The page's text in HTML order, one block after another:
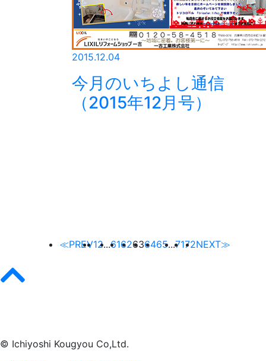
2015.12.04
今月のいちよし通信
（2015年12月号）
≪PREV12...6162636465...7172NEXT≫
© Ichiyoshi Kougyou Co,Ltd.